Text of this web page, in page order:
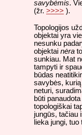
savybėmis.
(žr. >>>> ).
Topologijos
objektai yra
nesunku
objektai nėra
sunkiau. Mat
tampyti ir
būdas
savybės,
neturi,
būti
topologiškai
jungūs, tačiau
lieka jungi,